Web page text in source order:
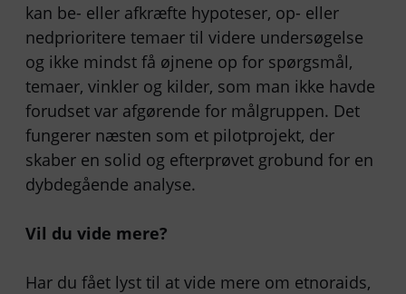
kan be- eller afkræfte hypoteser, op- eller
nedprioritere temaer til videre undersøgelse
og ikke mindst få øjnene op for spørgsmål,
temaer, vinkler og kilder, som man ikke havde
forudset var afgørende for målgruppen. Det
fungerer næsten som et pilotprojekt, der
skaber en solid og efterprøvet grobund for en
dybdegående analyse.
Vil du vide mere?
Har du fået lyst til at vide mere om etnoraids,